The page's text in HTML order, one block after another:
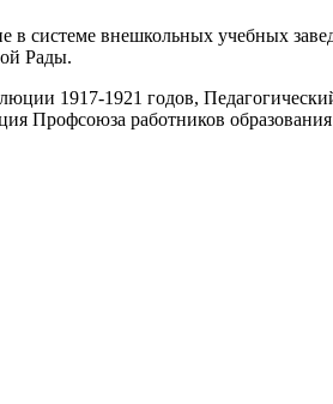
системе внешкольных учебных
Рады.
1917-1921 годов,
Профсоюза работников